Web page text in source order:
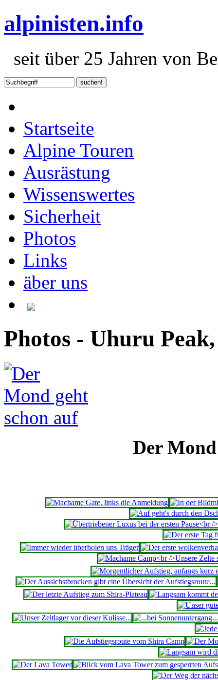
alpinisten.info
seit über 25 Jahren von
Startseite
Alpine Touren
Ausrästung
Wissenswertes
Sicherheit
Photos
Links
äber uns
Photos - Uhuru
Der